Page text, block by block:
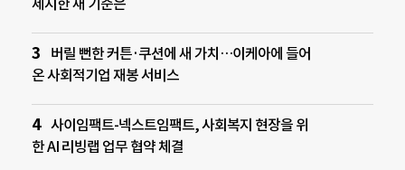
버릴 뻔한 커튼·쿠션에 새 가치…이케아에 들어
온 사회적기업 재봉 서비스
사이임팩트-넥스트임팩트, 사회복지 현장을 위
한 AI 리빙랩 업무 협약 체결